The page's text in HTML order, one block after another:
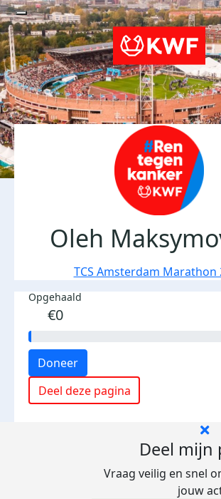
Oleh
TCS Amsterdam Marathon
Opgehaald
€0
Doneer
Deel deze pagina
Deel mijn
Vraag veilig en snel
jouw